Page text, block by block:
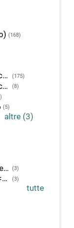
(168)
Università Pavia. Biblioteca delle Scienze
(175)
Università Pavia. Biblioteca della Scienza e della Tecnica (8)
(5)
altre (3)
Dewar, Michael James Steuart <1918-1997> (3)
Ingold, Christopher Kelk <1893-1970> (3)
tutte